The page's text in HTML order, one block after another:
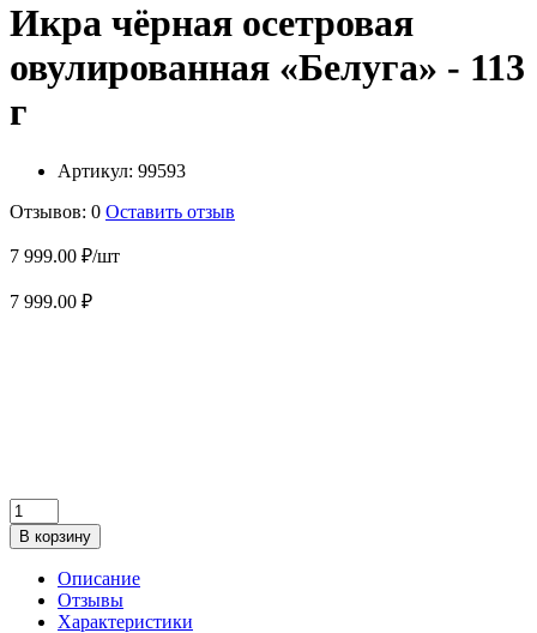
Икра чёрная осетровая
овулированная «Белуга» - 113
г
Артикул: 99593
Отзывов: 0 Оставить отзыв
7 999.00 ₽/шт
7 999.00 ₽
В корзину
Описание
Отзывы
Характеристики